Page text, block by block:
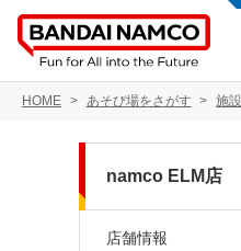
HOME あそび場をさがす 施
namco ELM店
店舗情報